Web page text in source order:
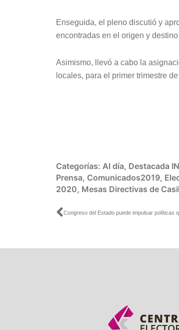
Enseguida, el pleno discutió y
encontradas en el origen y
Asimismo, llevó a cabo la
locales, para el primer trimestre
Categorías: Al día, Destacada
Prensa, Comunicados2019,
2020, Mesas Directivas de
Ant